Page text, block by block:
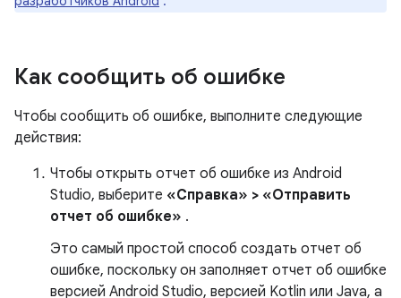
Как сообщить об ошибке
Чтобы сообщить об ошибке, выполните следующие
действия:
Чтобы открыть отчет об ошибке из Android
Studio, выберите «Справка» > «Отправить
отчет об ошибке» .
Это самый простой способ создать отчет об
ошибке, поскольку он заполняет отчет об ошибке
версией Android Studio, версией Kotlin или Java, а